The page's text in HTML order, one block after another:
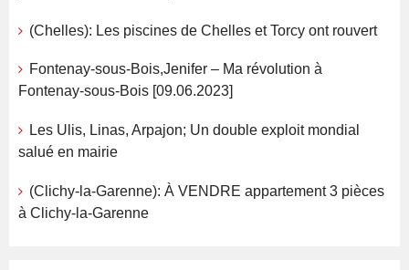
(Chelles): Les piscines de Chelles et Torcy ont rouvert
Fontenay-sous-Bois,Jenifer – Ma révolution à
Fontenay-sous-Bois [09.06.2023]
Les Ulis, Linas, Arpajon; Un double exploit mondial
salué en mairie
(Clichy-la-Garenne): À VENDRE appartement 3 pièces
à Clichy-la-Garenne